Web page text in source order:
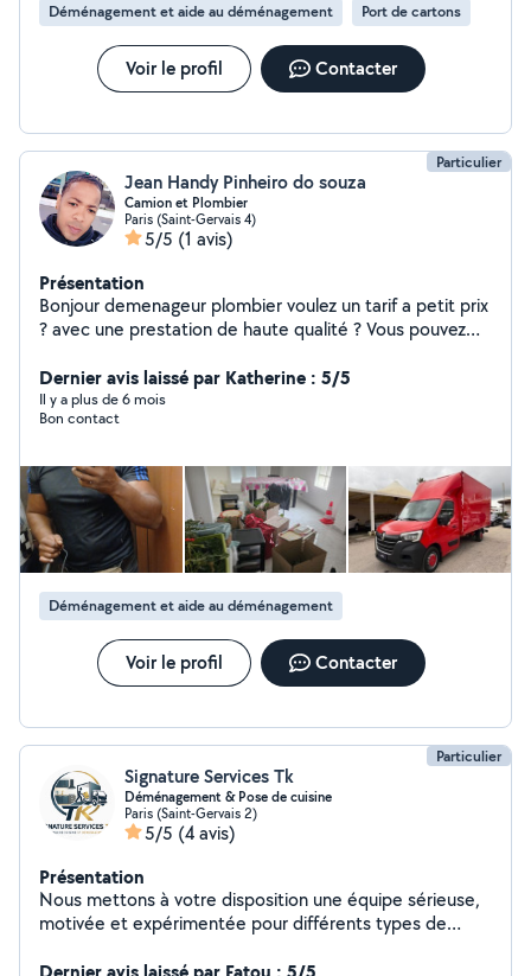
Déménagement et aide au déménagement Port de cartons
Voir le profil Contacter
Particulier
Jean Handy Pinheiro do souza
Camion et Plombier
Paris (Saint-Gervais 4)
5/5 (1 avis)
Présentation
Bonjour demenageur plombier voulez un tarif a petit prix
? avec une prestation de haute qualité ? Vous pouvez
tous sa dans la bonne humeur très vite Bien à vous
Cordialement
Dernier avis laissé par Katherine : 5/5
Il y a plus de 6 mois
Bon contact
Déménagement et aide au déménagement
Voir le profil Contacter
Particulier
Signature Services Tk
Déménagement & Pose de cuisine
Paris (Saint-Gervais 2)
5/5 (4 avis)
Présentation
Nous mettons à votre disposition une équipe sérieuse,
motivée et expérimentée pour différents types de
Manutention Montage / démontage de meubles